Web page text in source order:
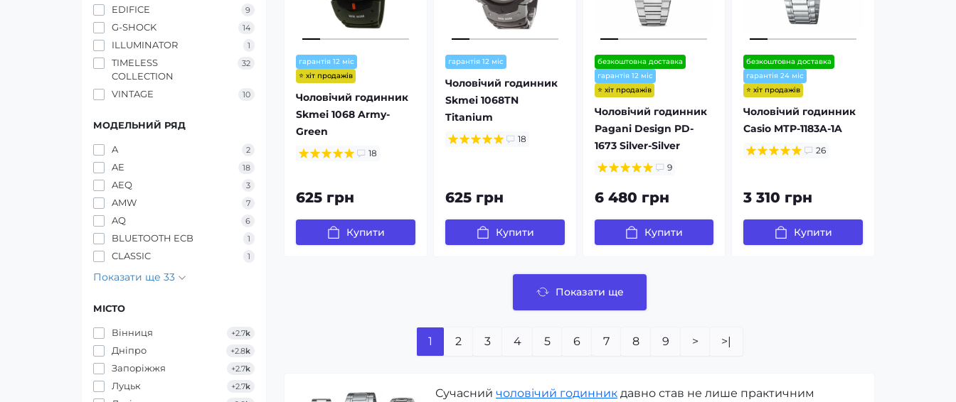
EDIFICE 9
G-SHOCK 14
ILLUMINATOR 1
TIMELESS
COLLECTION
32
VINTAGE 10
МОДЕЛЬНИЙ РЯД
A 2
AE 18
AEQ 3
AMW 7
AQ 6
BLUETOOTH ECB 1
CLASSIC 1
Показати ще 33
МІСТО
Вінниця +2.7k
Дніпро +2.8k
Запоріжжя +2.7k
Луцьк +2.7k
гарантія 12 міс
⭐ хіт продажів
Чоловічий годинник
Skmei 1068 Army-
Green
18
625 грн
Купити
гарантія 12 міс
Чоловічий годинник
Skmei 1068TN
Titanium
18
625 грн
Купити
безкоштовна доставка
гарантія 12 міс
⭐ хіт продажів
Чоловічий годинник
Pagani Design PD-
1673 Silver-Silver
9
6 480 грн
Купити
безкоштовна доставка
гарантія 24 міс
⭐ хіт продажів
Чоловічий годинник
Casio MTP-1183A-1A
26
3 310 грн
Купити
Показати ще
1 2 3 4 5 6 7 8 9 > >|
Сучасний чоловічий годинник давно став не лише практичним